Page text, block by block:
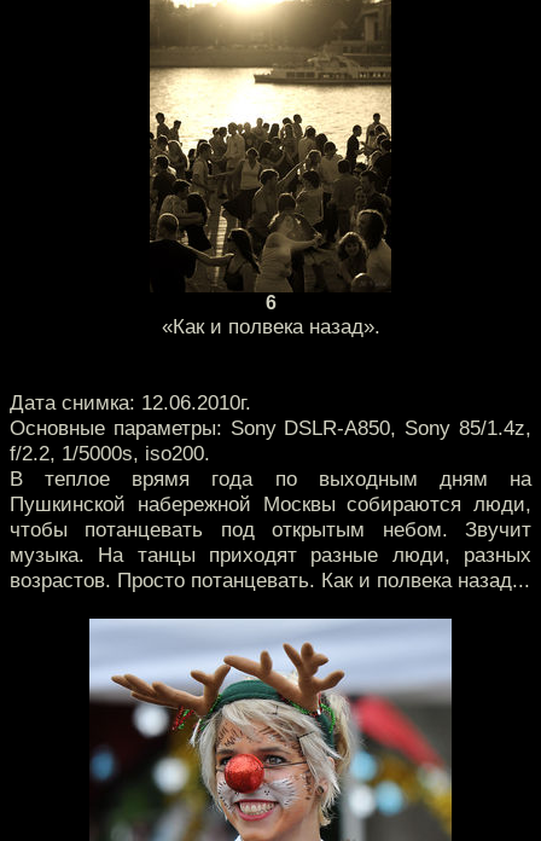
6
«Как и полвека назад».
Дата снимка: 12.06.2010г.
Основные параметры: Sony DSLR-A850, Sony 85/1.4z,
f/2.2, 1/5000s, iso200.
В теплое врямя года по выходным дням на
Пушкинской набережной Москвы собираются люди,
чтобы потанцевать под открытым небом. Звучит
музыка. На танцы приходят разные люди, разных
возрастов. Просто потанцевать. Как и полвека назад...